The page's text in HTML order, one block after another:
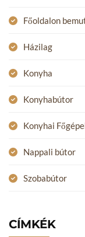
Főoldalon
Házilag
Konyha
Konyhabútor
Konyhai
Nappali bútor
Szobabútor
CÍMKÉK